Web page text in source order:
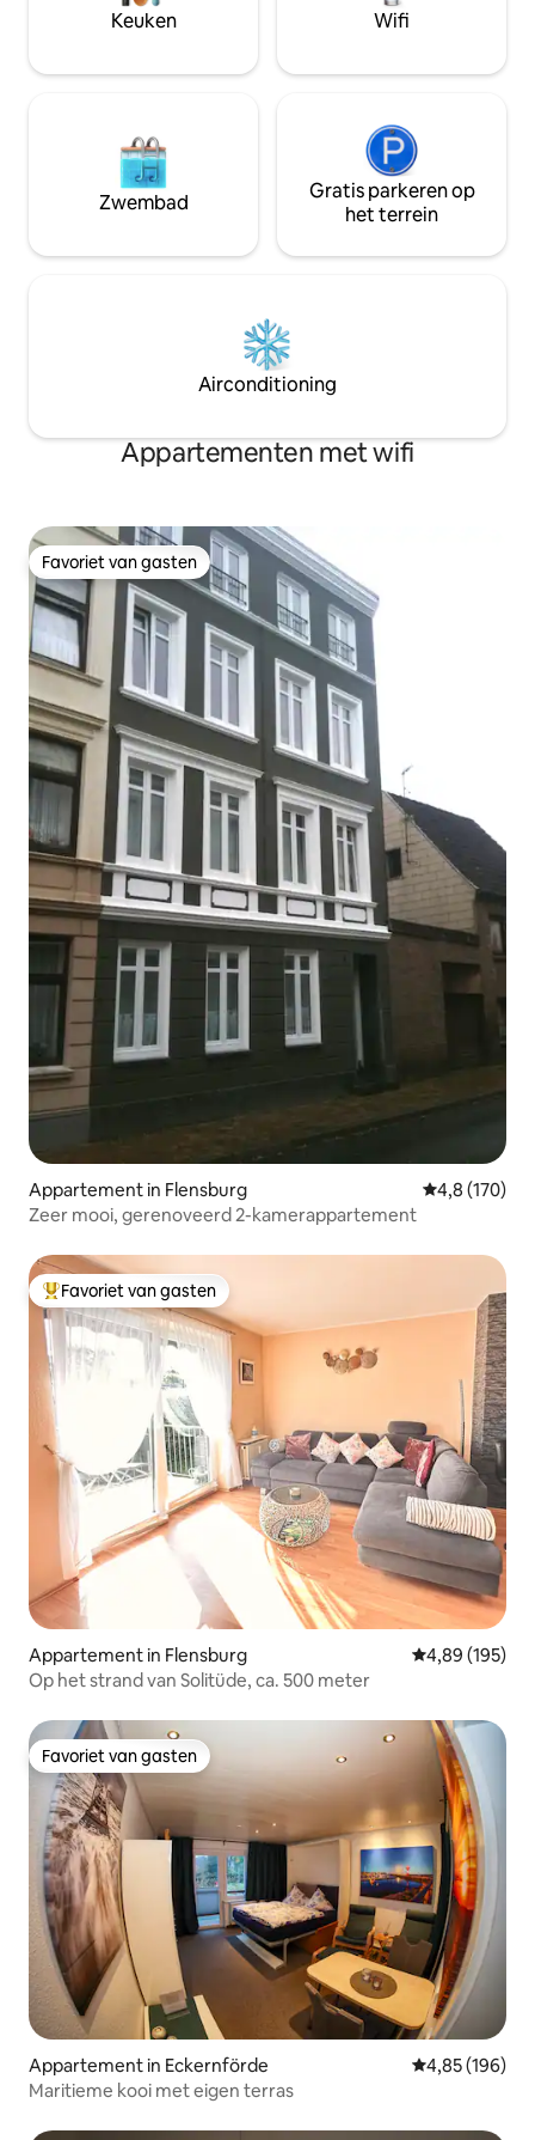
Keuken Wifi
Zwembad
Gratis parkeren op
het terrein
Airconditioning
Appartementen met wifi
Favoriet van gasten
Favoriet van gasten
Appartement in Flensburg Gemiddelde
4,8 (170)
Zeer mooi, gerenoveerd 2-kamerappartement
Topfavoriet van gasten
Favoriet van gasten
Appartement in Flensburg Gemiddelde
4,89 (195)
Op het strand van Solitüde, ca. 500 meter
Favoriet van gasten
Favoriet van gasten
Appartement in Eckernförde Gemiddelde
4,85 (196)
Maritieme kooi met eigen terras